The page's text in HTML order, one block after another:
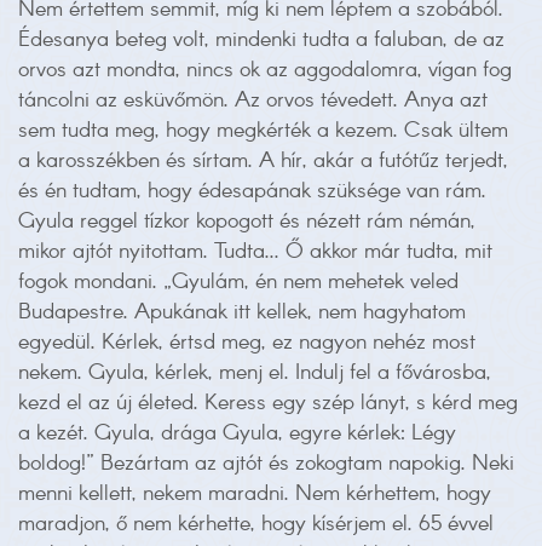
Nem értettem semmit, míg ki nem léptem a szobából.
Édesanya beteg volt, mindenki tudta a faluban, de az
orvos azt mondta, nincs ok az aggodalomra, vígan fog
táncolni az esküvőmön. Az orvos tévedett. Anya azt
sem tudta meg, hogy megkérték a kezem. Csak ültem
a karosszékben és sírtam. A hír, akár a futótűz terjedt,
és én tudtam, hogy édesapának szüksége van rám.
Gyula reggel tízkor kopogott és nézett rám némán,
mikor ajtót nyitottam. Tudta... Ő akkor már tudta, mit
fogok mondani. „Gyulám, én nem mehetek veled
Budapestre. Apukának itt kellek, nem hagyhatom
egyedül. Kérlek, értsd meg, ez nagyon nehéz most
nekem. Gyula, kérlek, menj el. Indulj fel a fővárosba,
kezd el az új életed. Keress egy szép lányt, s kérd meg
a kezét. Gyula, drága Gyula, egyre kérlek: Légy
boldog!” Bezártam az ajtót és zokogtam napokig. Neki
menni kellett, nekem maradni. Nem kérhettem, hogy
maradjon, ő nem kérhette, hogy kísérjem el. 65 évvel